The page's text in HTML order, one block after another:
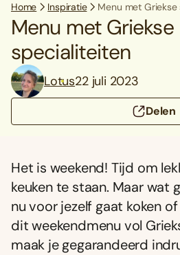
Home Inspiratie Menu met
Menu met Griekse
specialiteiten
Lotus22 juli 2023
Delen
Het is weekend! Tijd om
keuken te staan. Maar wat
nu voor jezelf gaat koken
dit weekendmenu vol
maak je gegarandeerd